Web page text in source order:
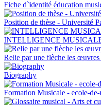
Fiche d`identité éducation
Position de thèse - Université
INTELLIGENCE
Relie par une flèche les œuvres
Biography
Formation Musicale - ecole-de-